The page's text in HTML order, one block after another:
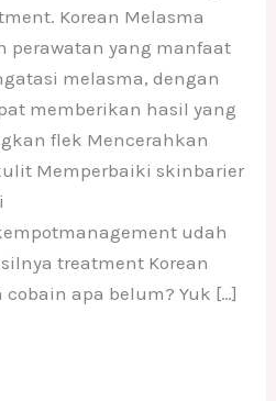
Korean Melasma
perawatan yang manfaat
melasma, dengan
memberikan hasil yang
flek Mencerahkan
Memperbaiki skinbarier
udah
treatment Korean
apa belum? Yuk […]